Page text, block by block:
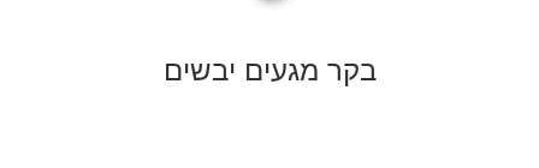
בקר מגעים יבשים